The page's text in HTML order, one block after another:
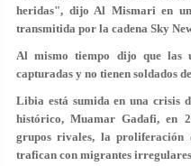
heridas", dijo Al Mismari en
transmitida por la cadena Sky
Al mismo tiempo dijo que las
capturadas y no tienen soldados
Libia está sumida en una crisis
histórico, Muamar Gadafi, en
grupos rivales, la proliferación
trafican con migrantes